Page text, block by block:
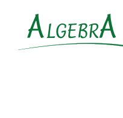
springen